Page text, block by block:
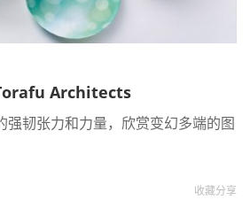
Architects
强韧张力和力量，欣赏变幻多端的图
收藏分享